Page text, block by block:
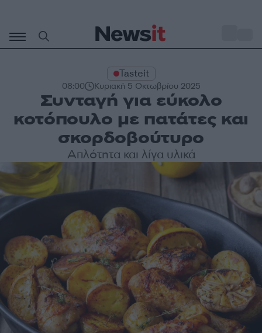
περιεχόμενο
Tasteit
08:00 Κυριακή 5 Οκτωβρίου 2025
Συνταγή για εύκολο
κοτόπουλο με πατάτες και
σκορδοβούτυρο
Απλότητα και λίγα υλικά